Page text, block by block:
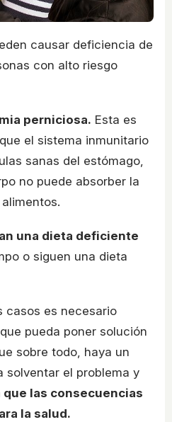
causar deficiencia de
con alto riesgo
perniciosa. Esta es
el sistema inmunitario
sanas del estómago,
no puede absorber la
una dieta deficiente
o siguen una dieta
casos es necesario
pueda poner solución
sobre todo, haya un
solventar el problema y
que las consecuencias
la salud.